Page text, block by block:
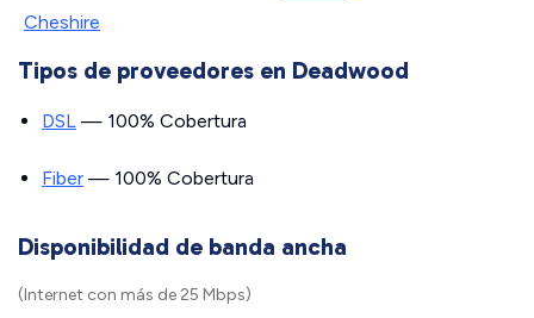
Cheshire
Tipos de proveedores en Deadwood
DSL — 100% Cobertura
Fiber — 100% Cobertura
Disponibilidad de banda ancha
(Internet con más de 25 Mbps)